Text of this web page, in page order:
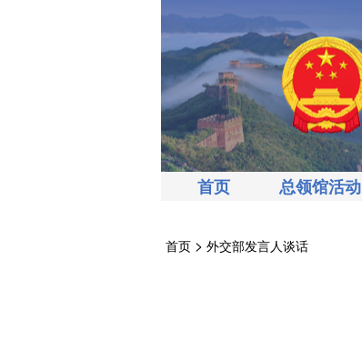
首页 总领馆活动
首页> 外交部发言人谈话